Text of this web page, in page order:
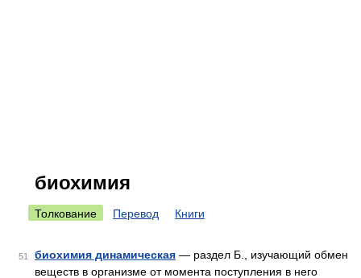
биохимия
Толкование Перевод Книги
51 биохимия динамическая — раздел Б., изучающий обмен
веществ в организме от момента поступления в него